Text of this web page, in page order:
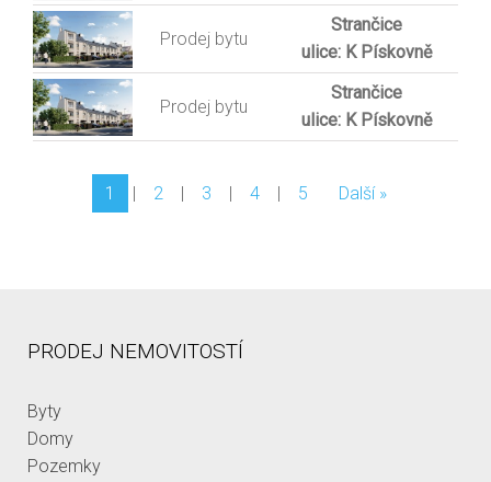
Prodej bytu
Strančice
ulice: K Pískovně
Prodej bytu
Strančice
ulice: K Pískovně
1 2 3 4 5 Další »
PRODEJ NEMOVITOSTÍ
Byty
Domy
Pozemky